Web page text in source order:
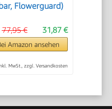
Flowerguard)
31,87 €
77,95 €
Amazon ansehen
MwSt., zzgl. Versandkosten